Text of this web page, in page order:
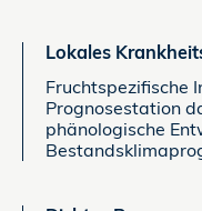
Lokales
Fruchtspezifische
Prognosestation
phänologische